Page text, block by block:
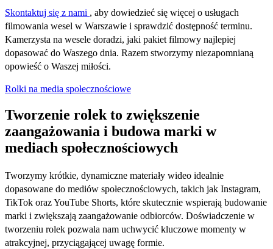
Skontaktuj się z nami , aby dowiedzieć się więcej o usługach
filmowania wesel w Warszawie i sprawdzić dostępność terminu.
Kamerzysta na wesele doradzi, jaki pakiet filmowy najlepiej
dopasować do Waszego dnia. Razem stworzymy niezapomnianą
opowieść o Waszej miłości.
Rolki na media społecznościowe
Tworzenie rolek to zwiększenie
zaangażowania i budowa marki w
mediach społecznościowych
Tworzymy krótkie, dynamiczne materiały wideo idealnie
dopasowane do mediów społecznościowych, takich jak Instagram,
TikTok oraz YouTube Shorts, które skutecznie wspierają budowanie
marki i zwiększają zaangażowanie odbiorców. Doświadczenie w
tworzeniu rolek pozwala nam uchwycić kluczowe momenty w
atrakcyjnej, przyciągającej uwagę formie.